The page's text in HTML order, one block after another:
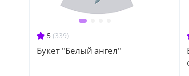
5 (339)
Букет "Белый ангел"